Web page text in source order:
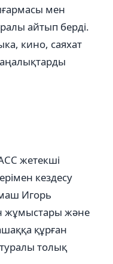
мен
айтып берді.
кино, саяхат
жетекші
кездесу
Игорь
жұмыстары және
құрған
толық